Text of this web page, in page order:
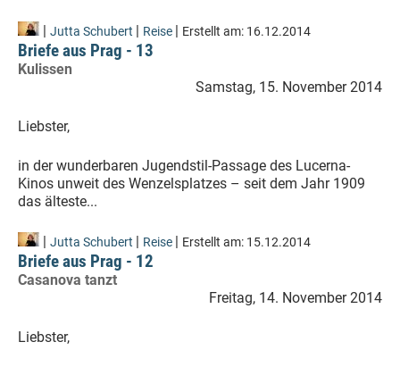
| Jutta Schubert | Reise | Erstellt am: 16.12.2014
Briefe aus Prag - 13
Kulissen
Samstag, 15. November 2014
Liebster,
in der wunderbaren Jugendstil-Passage des Lucerna-
Kinos unweit des Wenzelsplatzes – seit dem Jahr 1909
das älteste...
| Jutta Schubert | Reise | Erstellt am: 15.12.2014
Briefe aus Prag - 12
Casanova tanzt
Freitag, 14. November 2014
Liebster,